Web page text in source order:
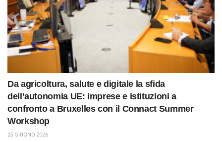
Da agricoltura, salute e digitale la sfida
dell’autonomia UE: imprese e istituzioni a
confronto a Bruxelles con il Connact Summer
Workshop
25 GIUGNO 2026